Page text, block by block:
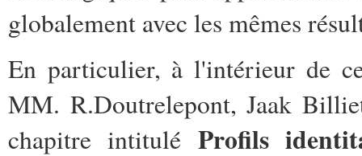
globalement avec les mêmes
En particulier, à l'intérieur de
MM. R.Doutrelepont, Jaak
chapitre intitulé Profils